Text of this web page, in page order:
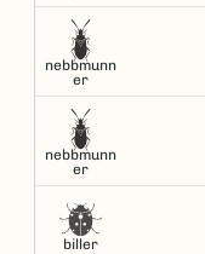
nebbmunn
er
nebbmunn
er
biller